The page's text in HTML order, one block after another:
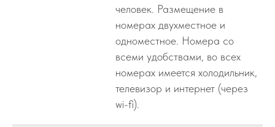
человек. Размещение в
номерах двухместное и
одноместное. Номера со
всеми удобствами, во всех
номерах имеется холодильник,
телевизор и интернет (через
wi-fi).